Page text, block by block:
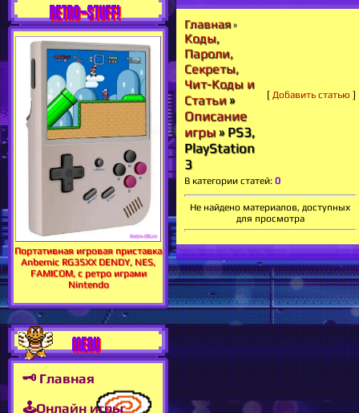
RETRO-STUFF!
Портативная игровая приставка
Anbernic RG35XX DENDY, NES,
FAMICOM, с ретро играми
Nintendo
MENU
🗝 Главная
🕹Онлайн игры
Главная»
Коды,
Пароли,
Секреты,
Чит-Коды и
Статьи»
Описание
игры » PS3,
PlayStation
3
[ Добавить статью ]
В категории статей: 0
Не найдено материалов, доступных
для просмотра